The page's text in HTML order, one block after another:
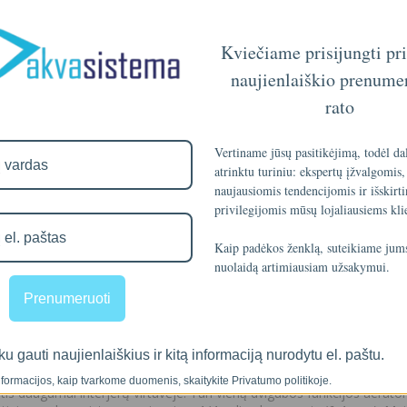
KR11M
vanduo.
kranelių prie savo plautuvės, turime Jums puikią išeitį -
daugumai interjerų virtuvėje. Turi vieną dvigubos funkcijos
Prenumeruoti
Kviečiame prisijungti
naujienlaiškio
rato
Vertiname jūsų pasitikėjimą, todėl
atrinktu turiniu: ekspertų įžvalgomis,
naujausiomis tendencijomis ir
privilegijomis mūsų lojaliausiems
Kaip padėkos ženklą, suteikiame
nuolaidą artimiausiam užsakymui.
gauti naujienlaiškius ir kitą informaciją nurodytu el. paštu.
kaip tvarkome duomenis, skaitykite Privatumo politikoje.